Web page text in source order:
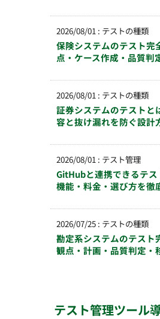
2026/08/01 : テストの種類
保険システムのテスト
点・ケース作成・品質判
2026/08/01 : テストの種類
証券システムのテストと
容と抜け漏れを防ぐ設計
2026/08/01 : テスト管理
GitHubと連携できるテス
機能・料金・選び方を徹
2026/07/25: テストの種類
勘定系システムのテスト
観点・計画・品質判定・
テスト管理ツール